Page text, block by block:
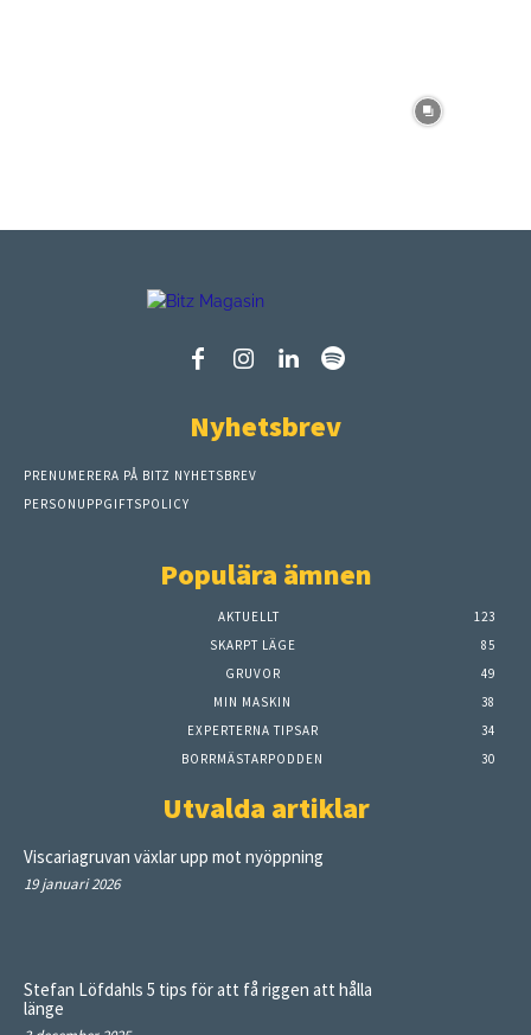
Nyhetsbrev
PRENUMERERA PÅ BITZ NYHETSBREV
PERSONUPPGIFTSPOLICY
Populära ämnen
AKTUELLT
123
SKARPT LÄGE
85
GRUVOR
49
MIN MASKIN
38
EXPERTERNA TIPSAR
34
BORRMÄSTARPODDEN
30
Utvalda artiklar
Viscariagruvan växlar upp mot nyöppning
19 januari 2026
Stefan Löfdahls 5 tips för att få riggen att hålla
länge